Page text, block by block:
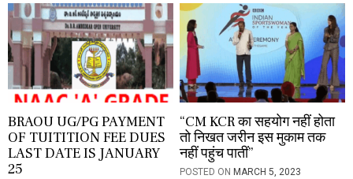
n
BRAOU UG/PG PAYMENT
OF TUITITION FEE DUES
LAST DATE IS JANUARY
25
“CM KCR का सहयोग नहीं होता
तो निखत जरीन इस मुकाम तक
नहीं पहुंच पातीं”
POSTED ONMARCH 5, 2023